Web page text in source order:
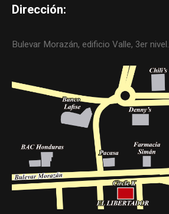
Dirección:
Bulevar Morazán, edificio Valle, 3er nivel.